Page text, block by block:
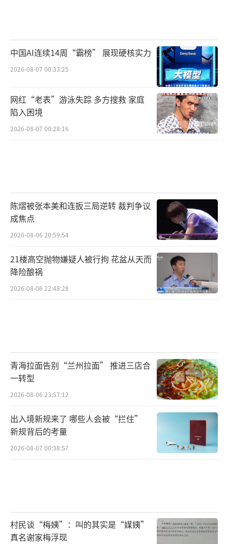
中国AI连续14周“霸榜” 展现硬核实力
2026-08-07 00:33:25
网红“老表”游泳失踪 多方搜救 家庭
陷入困境
2026-08-07 00:28:16
陈熠被张本美和连扳三局逆转 裁判争议
成焦点
2026-08-06 20:59:54
21楼高空抛物嫌疑人被行拘 花盆从天而
降险酿祸
2026-08-06 22:48:28
青海拉面告别“兰州拉面” 推进三店合
一转型
2026-08-06 23:57:12
出入境新规来了 哪些人会被“拦住”
新规背后的考量
2026-08-07 00:38:57
村民谈“梅姨”：叫的其实是“媒姨”
真名谢家梅浮现